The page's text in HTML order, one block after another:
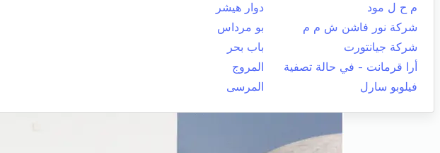
م ح ل مود
دوار هيشر
شركة نور فاشن ش م م
بو مرداس
شركة جيانتورت
باب بحر
أرا قرمانت - في حالة تصفية
المروج
فيلوبو سارل
المرسى